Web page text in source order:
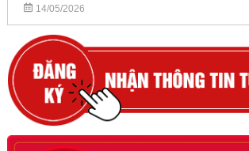
14/05/2026